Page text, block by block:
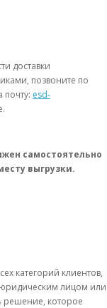
доставки
позвоните по
почту: esd-
самостоятельно
выгрузки.
категорий клиентов,
лицом или
решение, которое